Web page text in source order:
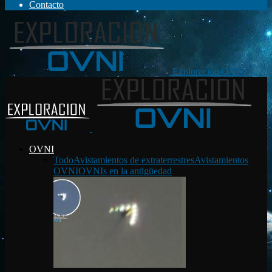
Contacto
Exploración OVNI
OVNI
TodoAvistamientos de extraterrestresAvistamientos
OVNIOVNIs en la antigüedad